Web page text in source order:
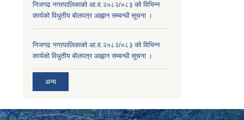
निजगढ नगरपालिकाको आ.व.२०८२/०८३ को विभिन्न
कार्यको विधुतीय बोलपत्र आह्वान सम्बन्धी सूचना ।
निजगढ नगरपालिकाको आ.व.२०८२/०८३ को विभिन्न
कार्यको विधुतीय बोलपत्र आह्वान सम्बन्धी सूचना ।
अन्य